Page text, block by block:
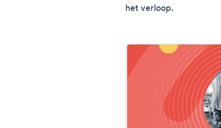
het verloop.